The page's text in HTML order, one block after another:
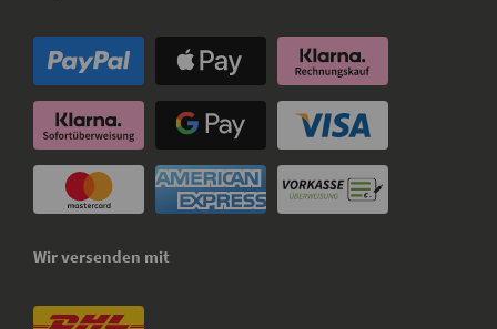
Wir versenden mit